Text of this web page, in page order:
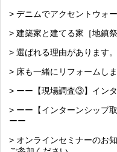
> デニムでアクセントウォ
> 建築家と建てる家［地鎮祭
> 選ばれる理由があります
> 床も一緒にリフォームしま
> ーー【現場調査③】イン
> ーー【インターンシップ
ーー
> オンラインセミナーのお